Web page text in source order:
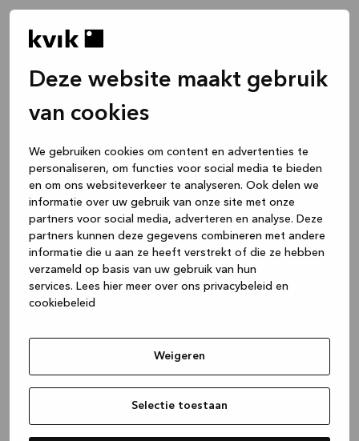
Deze website maakt gebruik
van cookies
We gebruiken cookies om content en advertenties te
personaliseren, om functies voor social media te bieden
en om ons websiteverkeer te analyseren. Ook delen we
informatie over uw gebruik van onze site met onze
partners voor social media, adverteren en analyse. Deze
partners kunnen deze gegevens combineren met andere
informatie die u aan ze heeft verstrekt of die ze hebben
verzameld op basis van uw gebruik van hun
services. Lees hier meer over ons privacybeleid en
cookiebeleid
Weigeren
Selectie toestaan
(see the browser console for more
information).